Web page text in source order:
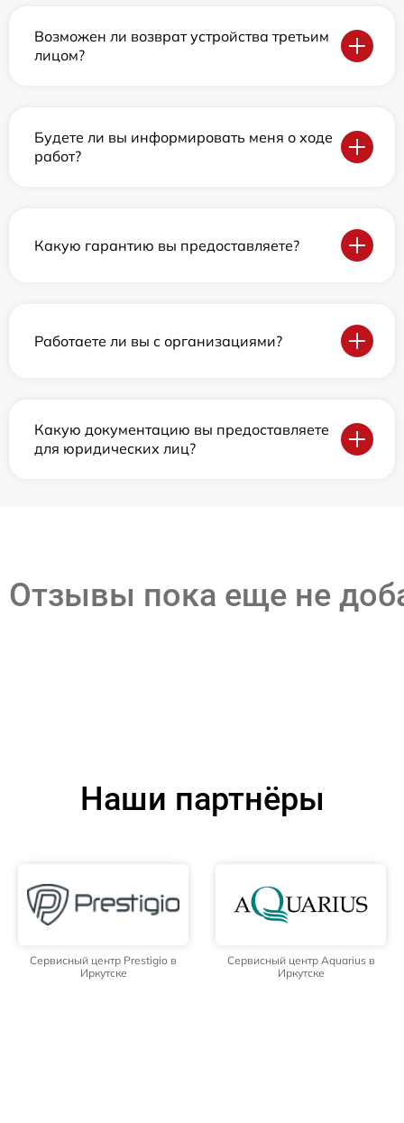
Возможен ли возврат устройства третьим
лицом?
Будете ли вы информировать меня о ходе
работ?
Какую гарантию вы предоставляете?
Работаете ли вы с организациями?
Какую документацию вы предоставляете
для юридических лиц?
Отзывы пока еще не
Наши партнёры
Сервисный центр Prestigio в
Иркутске
Сервисный центр Aquarius в
Иркутске